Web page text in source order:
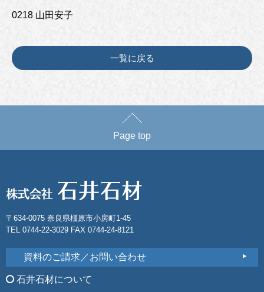
0218 山田安子
一覧に戻る
Page top
〒634-0075 奈良県橿原市小房町1-45
TEL 0744-22-3029 FAX 0744-24-8121
資料のご請求／お問い合わせ
石井石材について